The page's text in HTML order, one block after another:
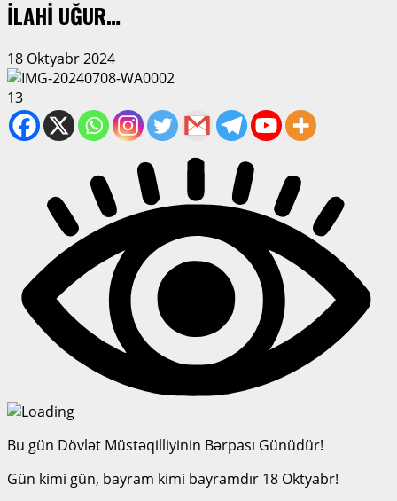
İLAHİ UĞUR…
18 Oktyabr 2024
13
Bu gün Dövlət Müstəqilliyinin Bərpası Günüdür!
Gün kimi gün, bayram kimi bayramdır 18 Oktyabr!